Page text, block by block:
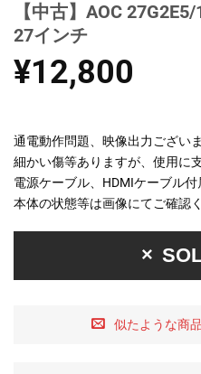
【中古】AOC
27インチ
¥12,800
通電動作問題、映像出力ございま
細かい傷等ありますが、使用に
電源ケーブル、HDMIケーブル付
本体の状態等は画像にてご確認
似たような商